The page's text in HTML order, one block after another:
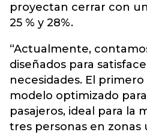
proyectan cerrar con
25 % y 28%.
“Actualmente,
diseñados para
necesidades. El
modelo optimizado
pasajeros, ideal para la
tres personas en zonas